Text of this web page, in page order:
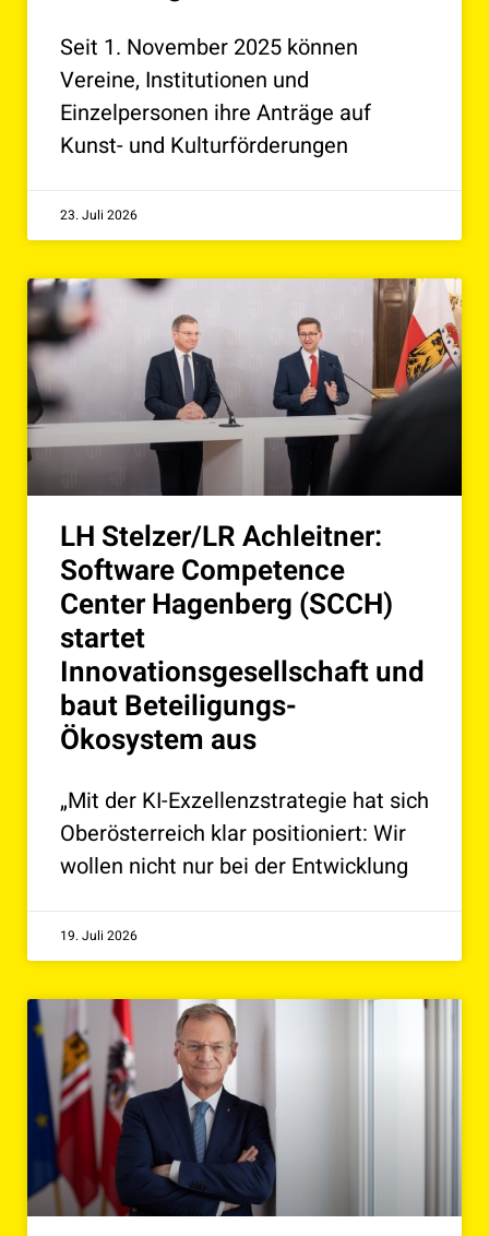
Seit 1. November 2025 können
Vereine, Institutionen und
Einzelpersonen ihre Anträge auf
Kunst- und Kulturförderungen
23. Juli 2026
LH Stelzer/LR Achleitner:
Software Competence
Center Hagenberg (SCCH)
startet
Innovationsgesellschaft und
baut Beteiligungs-
Ökosystem aus
„Mit der KI-Exzellenzstrategie hat sich
Oberösterreich klar positioniert: Wir
wollen nicht nur bei der Entwicklung
19. Juli 2026